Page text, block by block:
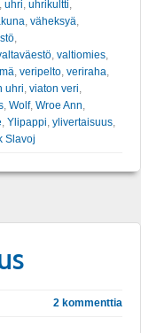
, uhri, uhrikultti,
, väheksyä,
,
, valtiomies,
, veripelto, veriraha,
uhri, viaton veri,
, Wolf, Wroe Ann,
, Ylipappi, ylivertaisuus,
Slavoj
2 kommenttia